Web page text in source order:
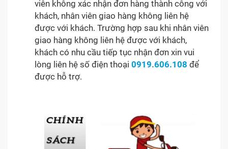
viên không xác nhận đơn hàng thành công với
khách, nhân viên giao hàng không liên hệ
được với khách. Trường hợp sau khi nhân viên
giao hàng không liên hệ được với khách,
khách có nhu cầu tiếp tục nhận đơn xin vui
lòng liên hệ số điện thoại 0919.606.108 để
được hỗ trợ.